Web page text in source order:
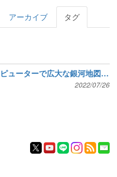
アーカイブ タグ
AIとスーパーコンピューターで広大な銀河地図を解読
2022/07/26